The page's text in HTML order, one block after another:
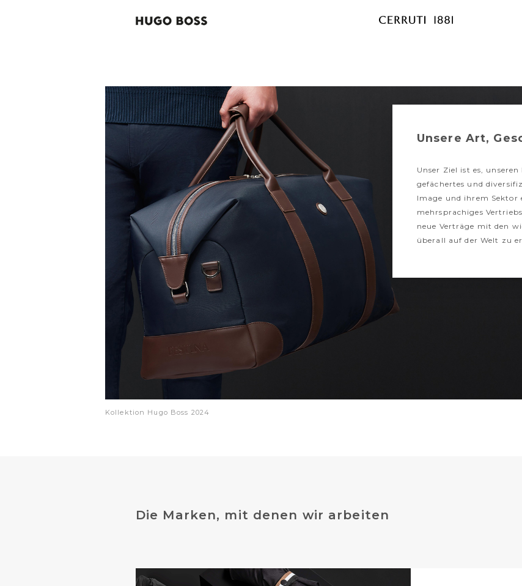
Unsere Art,
Unser Ziel ist es,
gefächertes und
Image und ihrem
mehrsprachiges
neue Verträge mit den
überall auf der Welt zu
Kollektion Hugo Boss 2024
Die Marken, mit denen wir arbeiten